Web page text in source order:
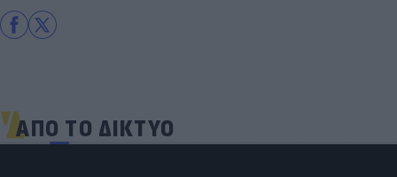
ΑΠΟ ΤΟ ΔΙΚΤΥΟ